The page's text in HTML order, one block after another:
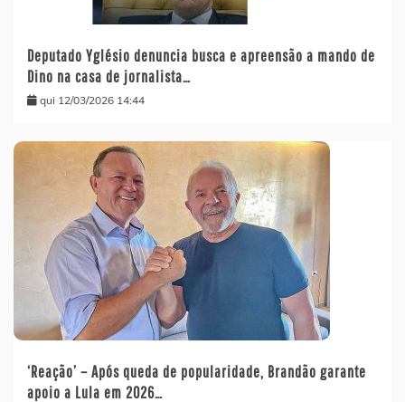
Deputado Yglésio denuncia busca e apreensão a mando de
Dino na casa de jornalista…
qui 12/03/2026 14:44
‘Reação’ – Após queda de popularidade, Brandão garante
apoio a Lula em 2026…